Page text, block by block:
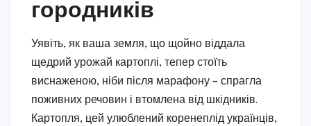
городників
Уявіть, як ваша земля, що щойно віддала
щедрий урожай картоплі, тепер стоїть
виснаженою, ніби після марафону – спрагла
поживних речовин і втомлена від шкідників.
Картопля, цей улюблений коренеплід українців,